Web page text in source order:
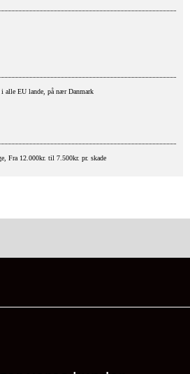
EU lande, på nær Danmark
Fra 12.000kr. til 7.500kr. pr. skade